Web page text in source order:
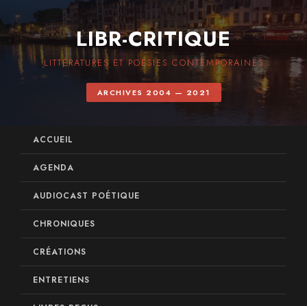
LIBR-CRITIQUE
LITTÉRATURES ET POÉSIES CONTEMPORAINES
ARCHIVES 2004 — 2021
ACCUEIL
AGENDA
AUDIOCAST POÉTIQUE
CHRONIQUES
CRÉATIONS
ENTRETIENS